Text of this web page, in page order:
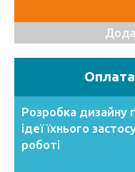
Розробка дизайну
ідеї їхнього
роботі